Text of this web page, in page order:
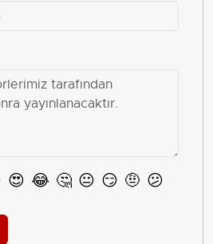
😍 😂 🤔 😐 😏 🤨 😕